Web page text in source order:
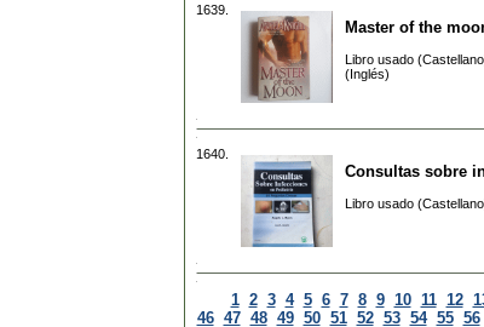
1639.
Master of the
Libro usado
(Inglés)
1640.
Consultas sobre
Libro usado
1 2 3 4 5 6 7 8 9 10 11 12
46 47 48 49 50 51 52 53 54 55 56